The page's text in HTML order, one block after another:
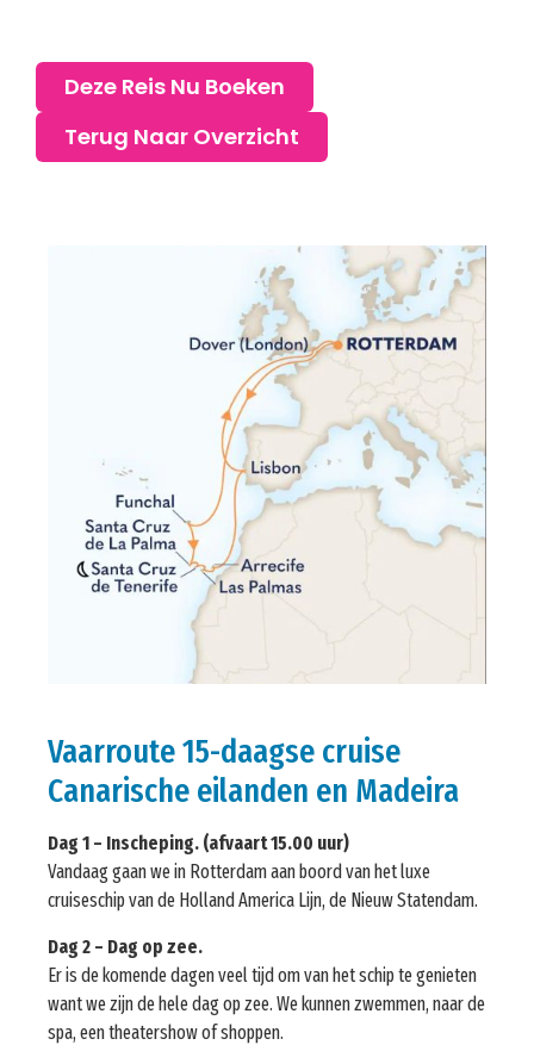
Deze Reis Nu Boeken
Terug Naar Overzicht
Vaarroute 15-daagse cruise
Canarische eilanden en Madeira
Dag 1 – Inscheping. (afvaart 15.00 uur)
Vandaag gaan we in Rotterdam aan boord van het luxe
cruiseschip van de Holland America Lijn, de Nieuw Statendam.
Dag 2 – Dag op zee.
Er is de komende dagen veel tijd om van het schip te genieten
want we zijn de hele dag op zee. We kunnen zwemmen, naar de
spa, een theatershow of shoppen.